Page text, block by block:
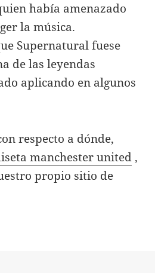
había amenazado
la música.
Supernatural fuese
de las leyendas
aplicando en algunos
respecto a dónde,
manchester united ,
propio sitio de